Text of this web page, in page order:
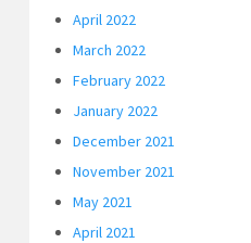
April 2022
March 2022
February 2022
January 2022
December 2021
November 2021
May 2021
April 2021